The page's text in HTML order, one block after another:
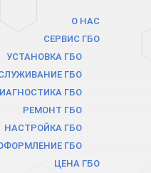
О НАС
СЕРВИС ГБО
УСТАНОВКА ГБО
ГБО
ГБО
РЕМОНТ ГБО
НАСТРОЙКА ГБО
ГБО
ЦЕНА ГБО